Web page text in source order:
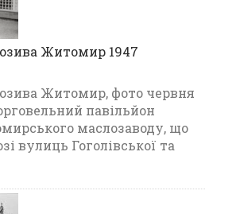
Житомир 1947
Житомир, фото червня
павільйон
маслозаводу, що
вулиць Гоголівської та